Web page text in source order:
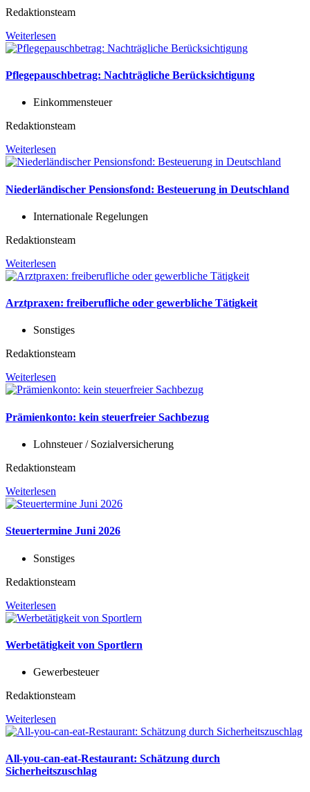
Redaktionsteam
Weiterlesen
Pflegepauschbetrag: Nachträgliche Berücksichtigung
Einkommensteuer
Redaktionsteam
Weiterlesen
Niederländischer Pensionsfond: Besteuerung in Deutschland
Internationale Regelungen
Redaktionsteam
Weiterlesen
Arztpraxen: freiberufliche oder gewerbliche Tätigkeit
Sonstiges
Redaktionsteam
Weiterlesen
Prämienkonto: kein steuerfreier Sachbezug
Lohnsteuer / Sozialversicherung
Redaktionsteam
Weiterlesen
Steuertermine Juni 2026
Sonstiges
Redaktionsteam
Weiterlesen
Werbetätigkeit von Sportlern
Gewerbesteuer
Redaktionsteam
Weiterlesen
All-you-can-eat-Restaurant: Schätzung durch
Sicherheitszuschlag